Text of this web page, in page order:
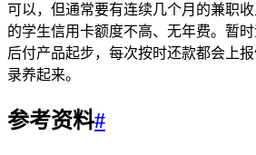
可以，但通常要有连续几个月的兼职收
的学生信用卡额度不高、无年费。暂
后付产品起步，每次按时还款都会上
录养起来。
参考资料#